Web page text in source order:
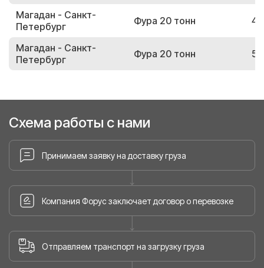
Магадан - Санкт-
Петербург
Фура 20 тонн
Магадан - Санкт-
Петербург
Фура 20 тонн
Схема работы с нами
Принимаем заявку на доставку груза
Компания Форус заключает договор о перевозке
Отправляем транспорт на загрузку груза